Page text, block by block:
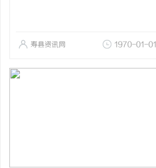
寿县资讯网 1970-01-01